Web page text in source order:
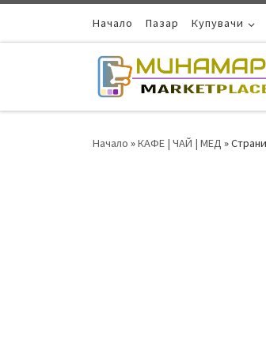
Skip to contentНачало Пазар Купувачи
Начало »КАФЕ | ЧАЙ | МЕД »